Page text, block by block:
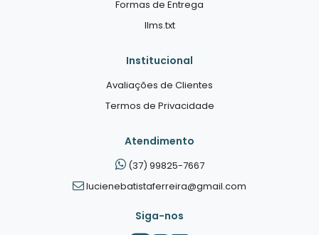
Formas de Entrega
llms.txt
Institucional
Avaliações de Clientes
Termos de Privacidade
Atendimento
(37) 99825-7667
lucienebatistaferreira@gmail.com
Siga-nos